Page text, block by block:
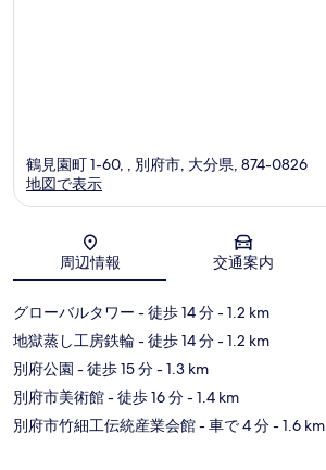
地図
鶴見園町 1-60, ​, 別府市, 大分県, 874-0826
地図で表示
周辺情報 交通案内
グローバルタワー - 徒歩 14 分- 1.2 km
地獄蒸し工房鉄輪 - 徒歩 14 分- 1.2 km
別府公園 - 徒歩 15 分- 1.3 km
別府市美術館- 徒歩 16 分- 1.4 km
別府市竹細工伝統産業会館- 車で 4 分- 1.6 km